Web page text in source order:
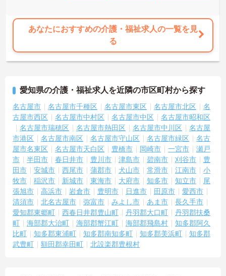
に合わせた個別のOJT研修が実施されます。eラーニングも導入され
ており、多職種と連携しながら専門性を着実に深めていける環境が
★おすすめPOINT★
実施し、ｅラーニングを用いた学習の機会も提供されます
・施設内には看護師が24時間常駐しており、急変時の対応や専門的
な医療処置は看護師が担当するため負担が減ります
・介護スタッフと看護スタッフの比率が1対1で相談しやすく、初任
者研修や実務者研修からでも着実に専門性を高められます
＜残業月7時間以下で身体の負担を軽減！＞
・常勤で働くスタッフの比率が90パーセント以上と高く、急なシフ
ト変更や無理な長時間勤務が発生しにくい人員体制です
・訪問スケジュールに沿って施設内でのケアを行うため、月平均の
残業時間は5時間から7時間程度とかなり少なめに抑えられます
・夜勤明けの翌日は原則としてお休みとなるシフト編成が組まれて
おり、しっかりと休息を取りながら長期的な就業が可能です
＜評価制度でキャリアアップ＞
・介護福祉士や初任者研修などの資格や実務経験、夜勤回数がしっ
かりと給与に反映されるためモチベーションを維持できます
・年次を問わずリーダーや主任などのマネジメント職へ昇格する事
例も多数あり、腰を据えて長期的なキャリア形成が可能です
あなたにおすすめの介護・福祉求人の一覧を見
る
愛知県の介護・福祉求人を近隣の市区町村から探す
名古屋市 名古屋市千種区 名古屋市東区 名古屋市北区
名
古屋市西区
名古屋市中村区 名古屋市中区
名古屋市昭和区
名古屋市瑞穂区
名古屋市熱田区 名古屋市中川区
名古屋
市港区
名古屋市南区 名古屋市守山区 名古屋市緑区
名古
屋市名東区
名古屋市天白区 豊橋市 岡崎市 一宮市
瀬戸
市
半田市 春日井市 豊川市 津島市 碧南市 刈谷市
豊
田市
安城市 西尾市 蒲郡市 犬山市 常滑市 江南市
小
牧市
稲沢市 新城市 東海市 大府市 知多市 知立市
尾
張旭市
高浜市 岩倉市 豊明市 日進市 田原市
愛西市
清須市
北名古屋市 弥富市 みよし市 あま市
長久手市
愛知郡東郷町
西春日井郡豊山町 丹羽郡大口町
丹羽郡扶桑
町
海部郡大治町 海部郡蟹江町 海部郡飛島村
知多郡阿久
比町
知多郡東浦町 知多郡南知多町 知多郡美浜町
知多郡
武豊町
額田郡幸田町 北設楽郡豊根村